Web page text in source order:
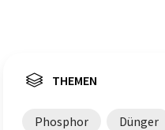
THEMEN
Phosphor Dünger